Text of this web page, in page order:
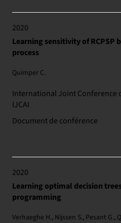
2020
Learning sensitivity of RCPSP
process
Quimper C.
International Joint Conference
IJCAI
Document de conférence
2020
Learning optimal decision
programming
Verhaeghe H., Nijssen S., Pesant G.,